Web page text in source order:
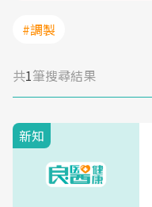
#調製
共1筆搜尋結果
新知